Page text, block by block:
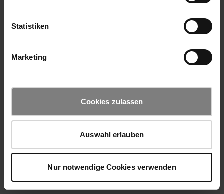
Statistiken
Marketing
Cookies zulassen
Auswahl erlauben
Nur notwendige Cookies verwenden